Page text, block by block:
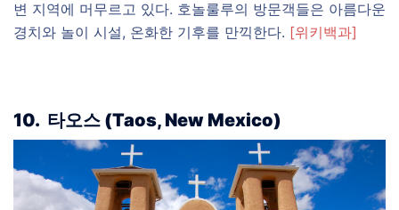
변 지역에 머무르고 있다. 호놀룰루의 방문객들은 아름다운
경치와 놀이 시설, 온화한 기후를 만끽한다. [위키백과]
10. 타오스 (Taos, New Mexico)